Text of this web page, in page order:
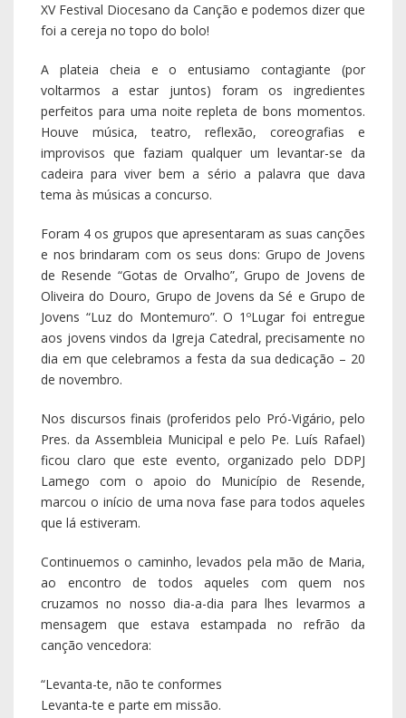
XV Festival Diocesano da Canção e podemos dizer que
foi a cereja no topo do bolo!
A plateia cheia e o entusiamo contagiante (por
voltarmos a estar juntos) foram os ingredientes
perfeitos para uma noite repleta de bons momentos.
Houve música, teatro, reflexão, coreografias e
improvisos que faziam qualquer um levantar-se da
cadeira para viver bem a sério a palavra que dava
tema às músicas a concurso.
Foram 4 os grupos que apresentaram as suas canções
e nos brindaram com os seus dons: Grupo de Jovens
de Resende “Gotas de Orvalho”, Grupo de Jovens de
Oliveira do Douro, Grupo de Jovens da Sé e Grupo de
Jovens “Luz do Montemuro”. O 1ºLugar foi entregue
aos jovens vindos da Igreja Catedral, precisamente no
dia em que celebramos a festa da sua dedicação – 20
de novembro.
Nos discursos finais (proferidos pelo Pró-Vigário, pelo
Pres. da Assembleia Municipal e pelo Pe. Luís Rafael)
ficou claro que este evento, organizado pelo DDPJ
Lamego com o apoio do Município de Resende,
marcou o início de uma nova fase para todos aqueles
que lá estiveram.
Continuemos o caminho, levados pela mão de Maria,
ao encontro de todos aqueles com quem nos
cruzamos no nosso dia-a-dia para lhes levarmos a
mensagem que estava estampada no refrão da
canção vencedora:
“Levanta-te, não te conformes
Levanta-te e parte em missão.